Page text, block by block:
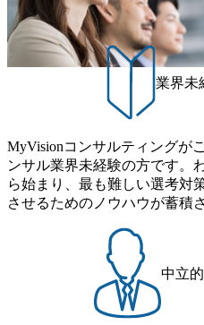
手役員の方へのセールスにも
件を取り、プロジェクト体制
す。 ● 事業会社機能にも携わ
グ事業以外にもSaaSプロダク
があるため、上記事業に携わ
タントとしての経験を活かし
自社の業務改善ができます。
4・アクセンチュアをはじめ
ーム出身者が多く集まってい
広い年齢の方が活躍しています ● インダストリー・ソ
ーションで区切られていない
事業拠点をシンガポールに設
するコンサルティング体制を
八重洲2-2-1 東京ミッドタウ
ー8階 受動喫煙対策 : 執務室
B 書類選考通過後に、GAB試
ロジーコンサルタント ・4年
ンに自由に応募できる社内の
ーケットプレイス」が存在し
き留めを受けずに移動が可能
名） 残業時間や有休取得率な
で、実行前後で離職率を半減
降の会議を原則禁止としてい
展開、ハラスメント抑止に向
置など徹底的な仕組み化を推
5%、女性100%と全国平均を
職率も21.8%（2023年12月時
提供 2026年8月22日(土) 9:00
より変動 2026年8月7日(金)
(旧ITXO-IMS) ② TS&T(旧
TS-Fukuoka ⑥ AMS-PRD ⑦
es/20251030164946_dc0888f6-
200x666.webp 年間100億円規
事業を立ち上げているため様
能 社内転職が活発であり、
ことが可能 事業開発・運用
ス」型の組織体。社内スカウ
体的かつ柔軟なキャリア形成
165942_70f09968-1b27-43e6-
p ## 働き方／WLB／待遇 内
スがあり、 働き甲斐のあるラ
グ受賞歴多数 あえての未上場
的な成長を若手に任せられる
ョンメリットを重視するため
9.2時間、有休消化率
ア組織） 2026年8月22日(土)
日(月) 16:00 ※応募者が定員
業界未
MyVisionコンサルティングが
ンサル業界未経験の方です。
ら始まり、最も難しい選考対
させるためのノウハウが蓄積
中立